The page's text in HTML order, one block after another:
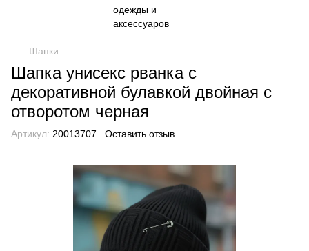
Шапки
Шапка унисекс рванка с
декоративной булавкой двойная с
отворотом черная
Артикул: 20013707 Оставить отзыв